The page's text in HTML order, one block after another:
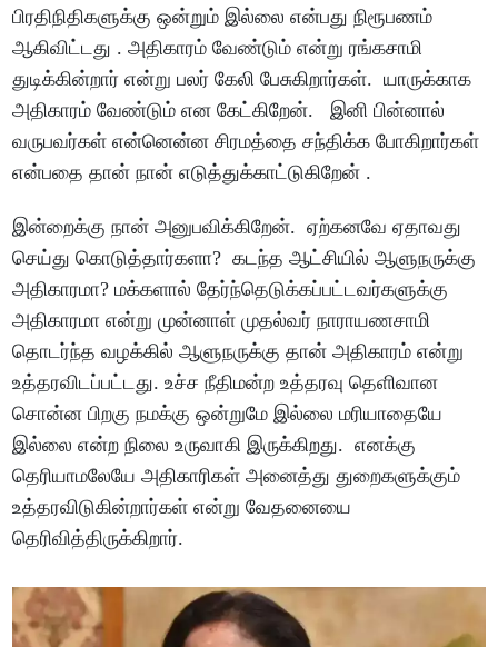
பிரதிநிதிகளுக்கு ஒன்றும் இல்லை என்பது நிரூபணம்
ஆகிவிட்டது . அதிகாரம் வேண்டும் என்று ரங்கசாமி
துடிக்கின்றார் என்று பலர் கேலி பேசுகிறார்கள். யாருக்காக
அதிகாரம் வேண்டும் என கேட்கிறேன். இனி பின்னால்
வருபவர்கள் என்னென்ன சிரமத்தை சந்திக்க போகிறார்கள்
என்பதை தான் நான் எடுத்துக்காட்டுகிறேன் .
இன்றைக்கு நான் அனுபவிக்கிறேன். ஏற்கனவே ஏதாவது
செய்து கொடுத்தார்களா? கடந்த ஆட்சியில் ஆளுநருக்கு
அதிகாரமா? மக்களால் தேர்ந்தெடுக்கப்பட்டவர்களுக்கு
அதிகாரமா என்று முன்னாள் முதல்வர் நாராயணசாமி
தொடர்ந்த வழக்கில் ஆளுநருக்கு தான் அதிகாரம் என்று
உத்தரவிடப்பட்டது. உச்ச நீதிமன்ற உத்தரவு தெளிவான
சொன்ன பிறகு நமக்கு ஒன்றுமே இல்லை மரியாதையே
இல்லை என்ற நிலை உருவாகி இருக்கிறது. எனக்கு
தெரியாமலேயே அதிகாரிகள் அனைத்து துறைகளுக்கும்
உத்தரவிடுகின்றார்கள் என்று வேதனையை
தெரிவித்திருக்கிறார்.